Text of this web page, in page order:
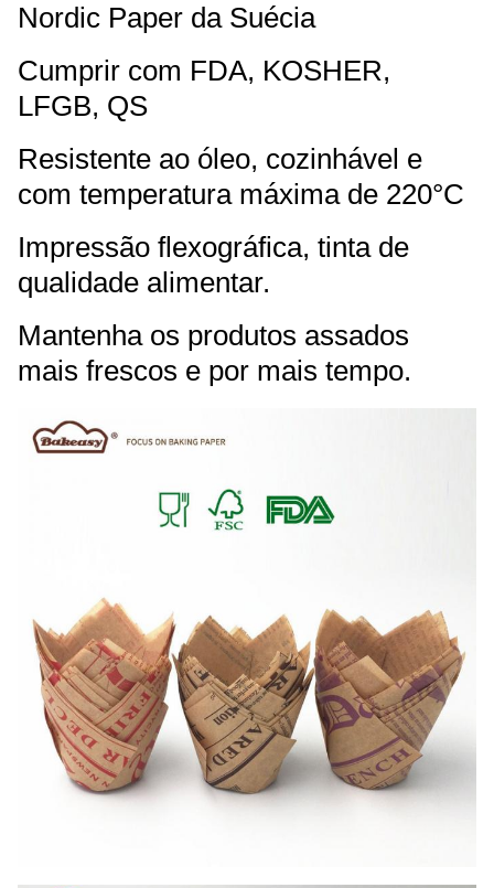
Nordic Paper da Suécia
Cumprir com FDA, KOSHER,
LFGB, QS
Resistente ao óleo, cozinhável e
com temperatura máxima de 220°C
Impressão flexográfica, tinta de
qualidade alimentar.
Mantenha os produtos assados
mais frescos e por mais tempo.